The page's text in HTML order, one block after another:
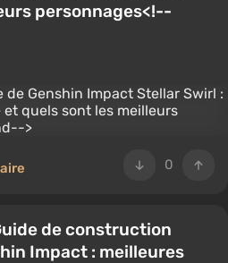
personnages<!--
0
de construction
Impact : meilleures